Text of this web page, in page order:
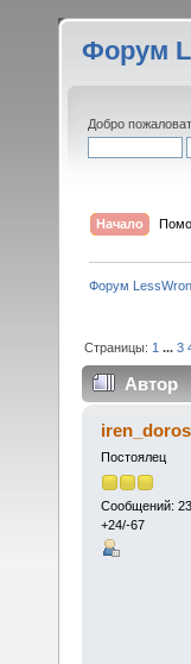
Форум
Добро
Начало
Форум
Страницы: 1 ...3
Автор
Постоялец
Сообщений:
+24/-67